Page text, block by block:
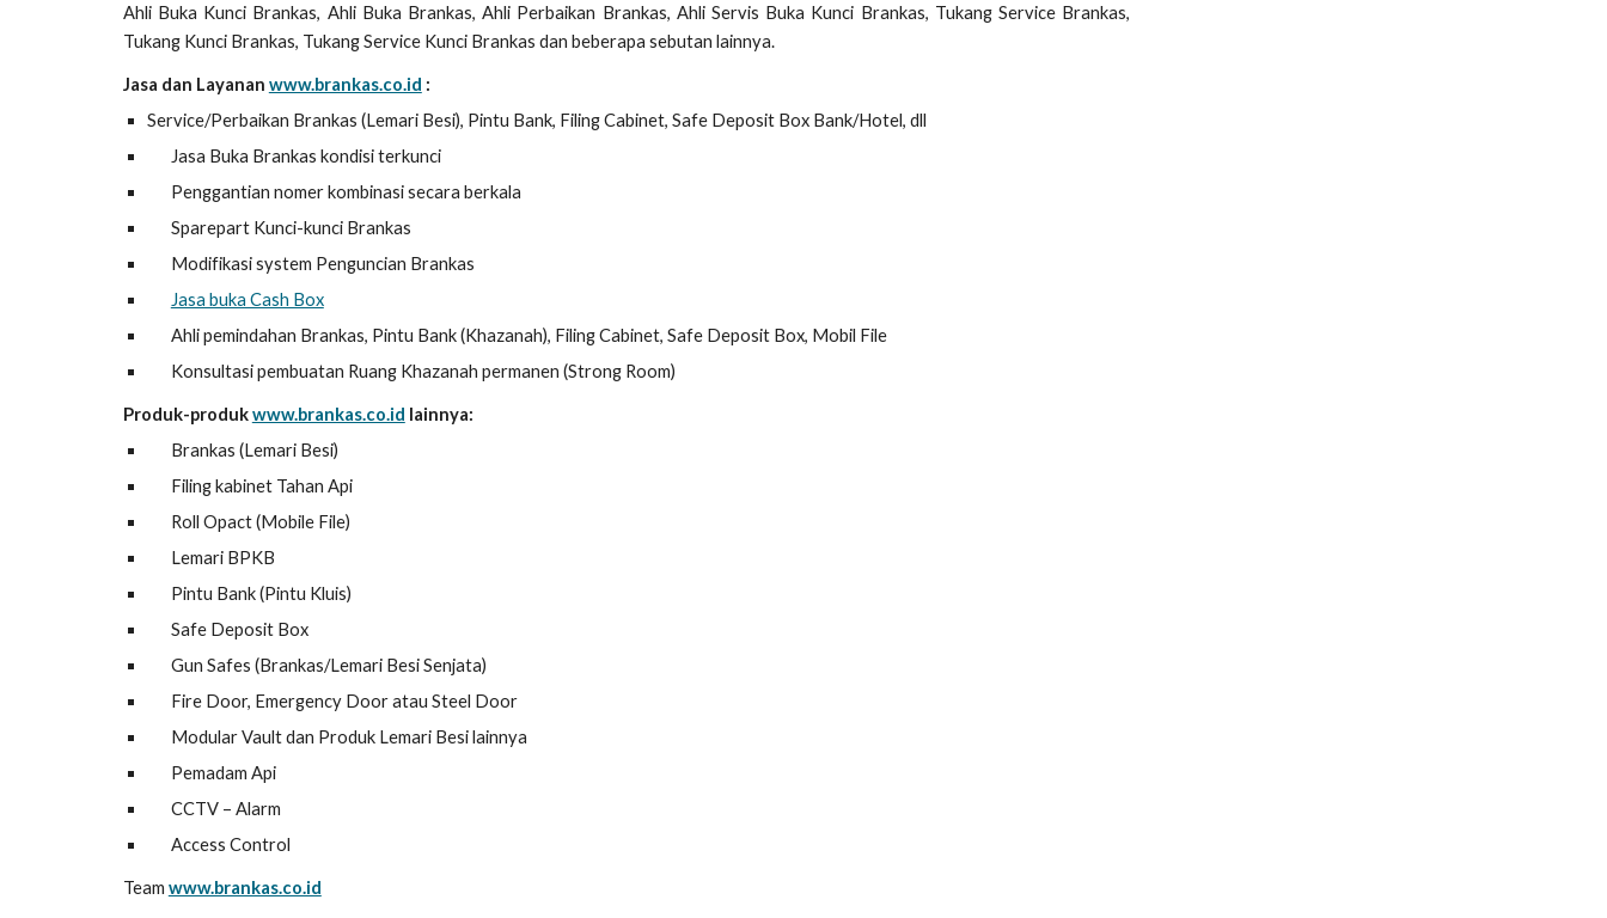
Ahli Buka Kunci Brankas, Ahli Buka Brankas, Ahli Perbaikan Brankas, Ahli Servis Buka Kunci Brankas, Tukang Service Brankas,
Tukang Kunci Brankas, Tukang Service Kunci Brankas dan beberapa sebutan lainnya.
Jasa dan Layanan www.brankas.co.id :
Service/Perbaikan Brankas (Lemari Besi), Pintu Bank, Filing Cabinet, Safe Deposit Box Bank/Hotel, dll
Jasa Buka Brankas kondisi terkunci
Penggantian nomer kombinasi secara berkala
Sparepart Kunci-kunci Brankas
Modifikasi system Penguncian Brankas
Jasa buka Cash Box
Ahli pemindahan Brankas, Pintu Bank (Khazanah), Filing Cabinet, Safe Deposit Box, Mobil File
Konsultasi pembuatan Ruang Khazanah permanen (Strong Room)
Produk-produkwww.brankas.co.id lainnya:
Brankas (Lemari Besi)
Filing kabinet Tahan Api
Roll Opact (Mobile File)
Lemari BPKB
Pintu Bank (Pintu Kluis)
Safe Deposit Box
Gun Safes (Brankas/Lemari Besi Senjata)
Fire Door, Emergency Door atau Steel Door
Modular Vault dan Produk Lemari Besi lainnya
Pemadam Api
CCTV – Alarm
Access Control
Team www.brankas.co.id